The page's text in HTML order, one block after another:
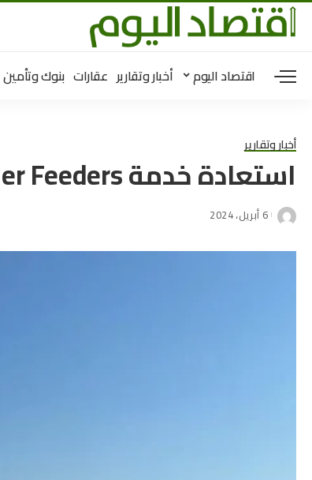
اقتصاد اليوم أخبار وتقارير عقارات بنوك وتأمين
أخبار وتقارير
استعادة خدمة Container Feeders بين أوكرانيا ورومانيا
6 أبريل، 2024